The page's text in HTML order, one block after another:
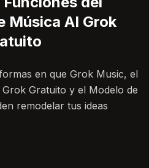
Música AI Grok
en que Grok Music, el
Gratuito y el Modelo de
remodelar tus ideas